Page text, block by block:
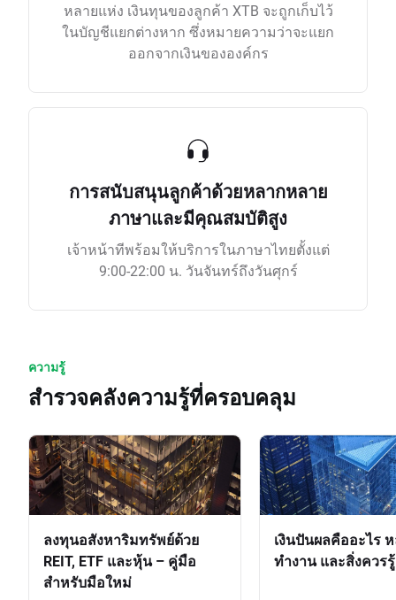
หลายแห่ง เงินทุนของลูกค้า XTB จะถูกเก็บไว้
ในบัญชีแยกต่างหาก ซึ่งหมายความว่าจะแยก
ออกจากเงินขององค์กร
การสนับสนุนลูกค้าด้วยหลากหลาย
ภาษาและมีคุณสมบัติสูง
เจ้าหน้าทีพร้อมให้บริการในภาษาไทยตั้งแต่
9:00-22:00 น. วันจันทร์ถึงวันศุกร์
ความรู้
สำรวจคลังความรู้ที่ครอบคลุม
ลงทุนอสังหาริมทรัพย์ด้วย
REIT, ETF และหุ้น – คู่มือ
สำหรับมือใหม่
เงินปันผลคืออะไร
ทำงาน และสิ่งควรรู้